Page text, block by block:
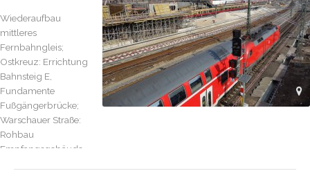
Wiederaufbau
mittleres
Fernbahngleis;
Ostkreuz: Errichtung
Bahnsteig E,
Fundamente
Fußgängerbrücke;
Warschauer Straße:
Rohbau
Empfangsgebäude,